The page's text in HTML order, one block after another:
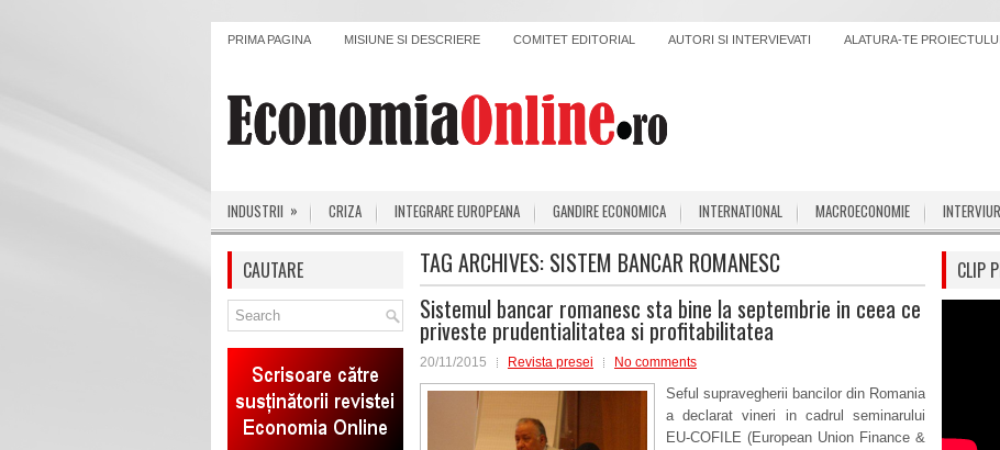
PRIMA PAGINA MISIUNE SI DESCRIERE COMITET EDITORIAL AUTORI SI INTERVIEVATI ALATURA-TE
INDUSTRII » CRIZA INTEGRARE EUROPEANA GANDIRE ECONOMICA INTERNATIONAL MACROECONOMIE
TAG ARCHIVES: SISTEM BANCAR ROMANESC
Sistemul bancar romanesc sta bine la septembrie in ceea ce
priveste prudentialitatea si profitabilitatea
20/11/2015 Revista presei No comments
Seful supravegherii bancilor din Romania
a declarat vineri in cadrul seminarului
EU-COFILE (European Union Finance &
CAUTARE CLIP